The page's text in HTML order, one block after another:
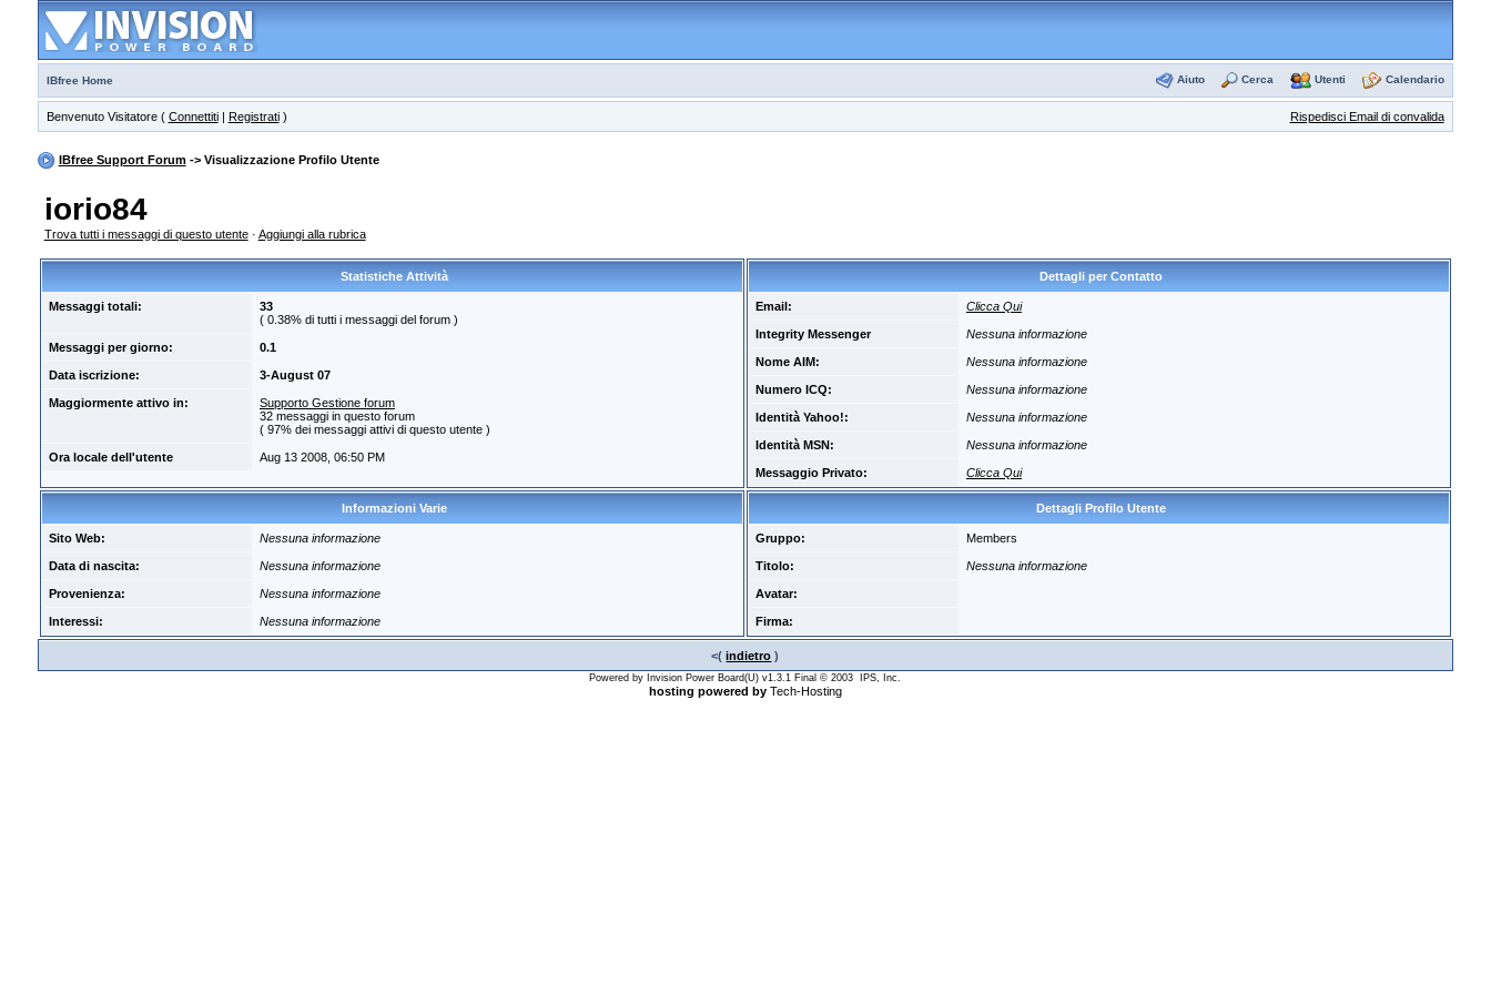
IBfree Home Aiuto Cerca Utenti Calendario
Benvenuto Visitatore ( Connettiti| Registrati) Rispedisci Email di convalida
IBfree Support Forum-> Visualizzazione Profilo Utente
iorio84
Trova tutti i messaggi di questo utente· Aggiungi alla rubrica
Statistiche Attività
Messaggi totali:
33
( 0.38% di tutti i messaggi del forum )
Messaggi per giorno: 0.1
Data iscrizione: 3-August 07
Maggiormente attivo in:
Supporto Gestione forum
32 messaggi in questo forum
( 97% dei messaggi attivi di questo utente )
Ora locale dell'utente Aug 13 2008, 06:50 PM
Dettagli per Contatto
Email: Clicca Qui
Integrity Messenger Nessuna informazione
Nome AIM: Nessuna informazione
Numero ICQ: Nessuna informazione
Identità Yahoo!: Nessuna informazione
Identità MSN: Nessuna informazione
Messaggio Privato: Clicca Qui
Informazioni Varie
Sito Web: Nessuna informazione
Data di nascita: Nessuna informazione
Provenienza: Nessuna informazione
Interessi: Nessuna informazione
Dettagli Profilo Utente
Gruppo: Members
Titolo: Nessuna informazione
Avatar:
Firma:
<(indietro )
Powered by Invision Power Board(U) v1.3.1 Final © 2003 IPS, Inc.
hosting powered byTech-Hosting